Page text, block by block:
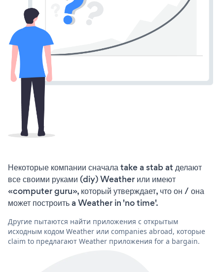
Некоторые компании сначала take a stab at делают
все своими руками (diy) Weather или имеют
«computer guru», который утверждает, что он / она
может построить a Weather in 'no time'.
Другие пытаются найти приложения с открытым
исходным кодом Weather или companies abroad, которые
claim to предлагают Weather приложения for a bargain.